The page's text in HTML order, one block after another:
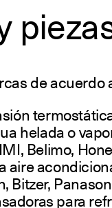
de acuerdo
helada o
Belimo,
aire
Bitzer,
para